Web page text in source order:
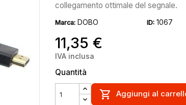
collegamento ottimale del segnale.
Marca: DOBO ID: 1067
11,35 €
IVA inclusa
Quantità
 Aggiungi al